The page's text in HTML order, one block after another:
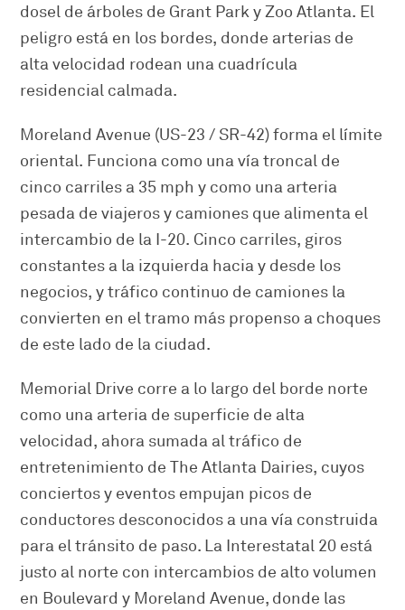
dosel de árboles de Grant Park y Zoo Atlanta. El
peligro está en los bordes, donde arterias de
alta velocidad rodean una cuadrícula
residencial calmada.
Moreland Avenue (US-23 / SR-42) forma el límite
oriental. Funciona como una vía troncal de
cinco carriles a 35 mph y como una arteria
pesada de viajeros y camiones que alimenta el
intercambio de la I-20. Cinco carriles, giros
constantes a la izquierda hacia y desde los
negocios, y tráfico continuo de camiones la
convierten en el tramo más propenso a choques
de este lado de la ciudad.
Memorial Drive corre a lo largo del borde norte
como una arteria de superficie de alta
velocidad, ahora sumada al tráfico de
entretenimiento de The Atlanta Dairies, cuyos
conciertos y eventos empujan picos de
conductores desconocidos a una vía construida
para el tránsito de paso. La Interestatal 20 está
justo al norte con intercambios de alto volumen
en Boulevard y Moreland Avenue, donde las